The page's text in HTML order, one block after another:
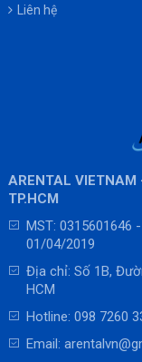
Liên hệ
ARENTAL VIETNAM
TP.HCM
MST: 0315601646
01/04/2019
Địa chỉ: Số 1B,
HCM
Hotline: 098 7260
Email: